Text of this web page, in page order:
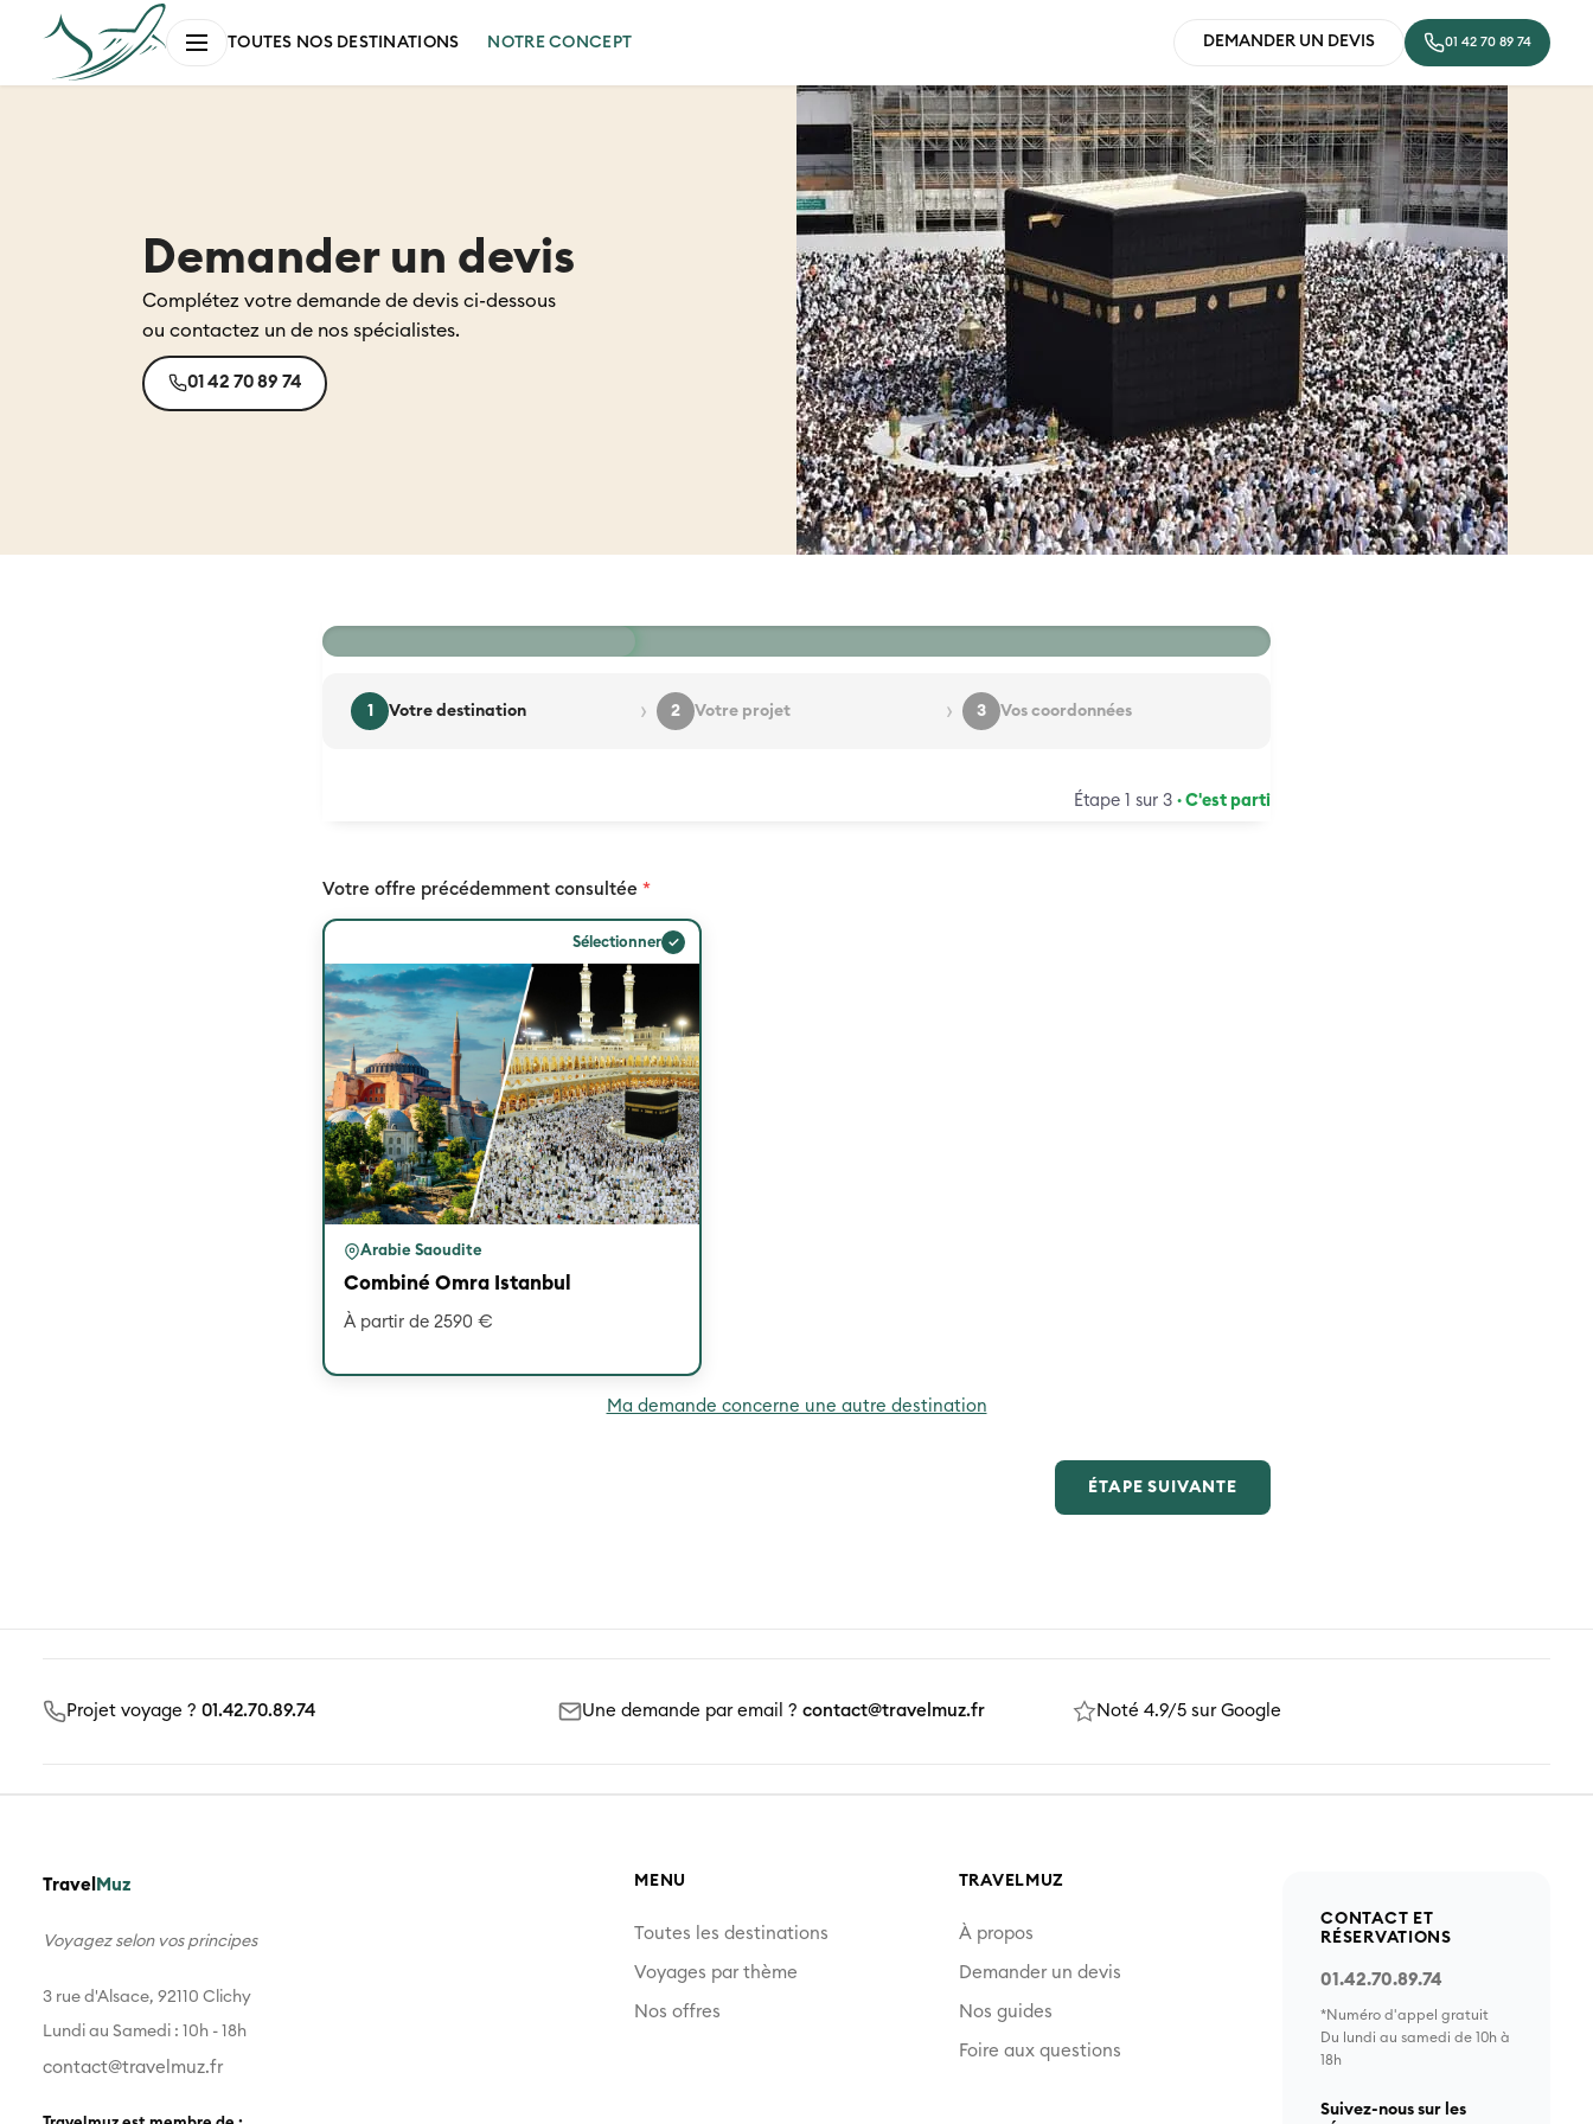
TOUTES NOS DESTINATIONS NOTRE CONCEPT DEMANDER UN DEVIS 01 42 70 89 74
Demander un devis
Complétez votre demande de devis ci-dessous
ou contactez un de nos spécialistes.
01 42 70 89 74
1 Votre destination › 2 Votre projet › 3 Vos coordonnées
Étape 1 sur 3 · C'est parti
Votre offre précédemment consultée *
Sélectionner ✓
Arabie Saoudite
Combiné Omra Istanbul
À partir de 2590 €
Ma demande concerne une autre destination
ÉTAPE SUIVANTE
Projet voyage ? 01.42.70.89.74 Une demande par email ? contact@travelmuz.fr Noté 4.9/5 sur Google
Travel Muz
Voyagez selon vos principes
3 rue d'Alsace, 92110 Clichy
Lundi au Samedi : 10h - 18h
contact@travelmuz.fr
MENU
Toutes les destinations
Voyages par thème
Nos offres
TRAVELMUZ
À propos
Demander un devis
Nos guides
Foire aux questions
CONTACT ET
RÉSERVATIONS
01.42.70.89.74
*Numéro d'appel gratuit
Du lundi au samedi de 10h à
18h
Suivez-nous sur les